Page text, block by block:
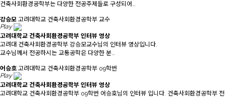
건축사회환경공학부는 다양한 전공주제들로 구성되어…
강승모 고려대학교 건축사회환경공학부 교수
Play
고려대학교 건축사회환경공학부 인터뷰 영상
고려대 건축사회환경공학부 강승모교수님의 인터뷰 영상입니다.
교수님께서 전공하시는 교통공학은 다양한 분…
어승호 고려대학교 건축사회환경공학부 09학번
Play
고려대학교 건축사회환경공학부 인터뷰 영상
고려대학교 건축사회환경공학부 09학번 어승호님의 인터뷰 입니다. 건축사회환경공학부 전